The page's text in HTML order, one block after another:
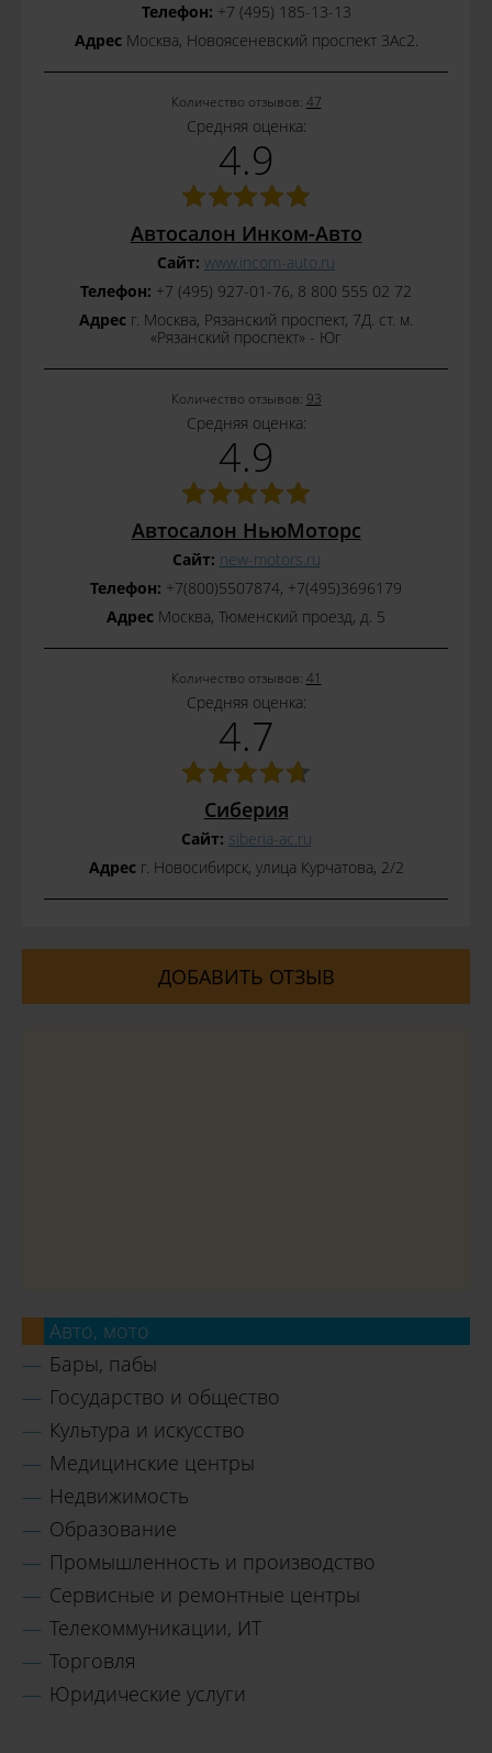
Телефон: +7 (495) 185-13-13
АдресМосква, Новоясеневский проспект 3Ас2.
Количество отзывов: 47
Средняя оценка:
4.9
Автосалон Инком-Авто
Сайт: www.incom-auto.ru
Телефон: +7 (495) 927-01-76, 8 800 555 02 72
Адрес г. Москва, Рязанский проспект, 7Д. ст. м.
«Рязанский проспект» - Юг
Количество отзывов: 93
Средняя оценка:
4.9
Автосалон НьюМоторс
Сайт: new-motors.ru
Телефон: +7(800)5507874, +7(495)3696179
Адрес Москва, Тюменский проезд, д. 5
Количество отзывов: 41
Средняя оценка:
4.7
Сиберия
Сайт: siberia-ac.ru
Адресг. Новосибирск, улица Курчатова, 2/2
ДОБАВИТЬ ОТЗЫВ
Авто, мото
Бары, пабы
Государство и общество
Культура и искусство
Медицинские центры
Недвижимость
Образование
Промышленность и производство
Сервисные и ремонтные центры
Телекоммуникации, ИТ
Торговля
Юридические услуги